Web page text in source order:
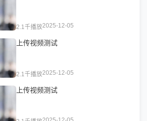
2.1千播放2025-12-05
上传视频测试
2.1千播放2025-12-05
上传视频测试